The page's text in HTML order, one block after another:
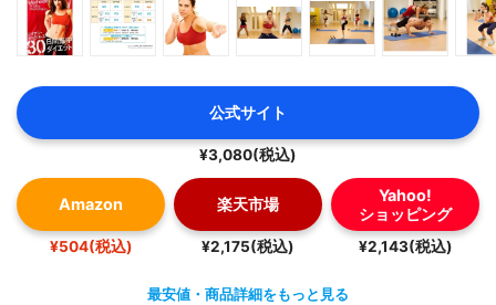
公式サイト
¥3,080(税込)
Amazon
¥504(税込)
楽天市場
¥2,175(税込)
Yahoo!
ショッピング
¥2,143(税込)
最安値・商品詳細をもっと見る